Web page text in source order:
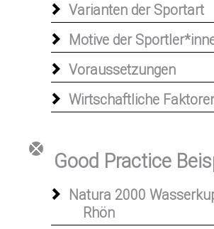
Varianten der Sportart
Motive der
Voraussetzungen
Wirtschaftliche
Good Practice
Natura 2000
Rhön